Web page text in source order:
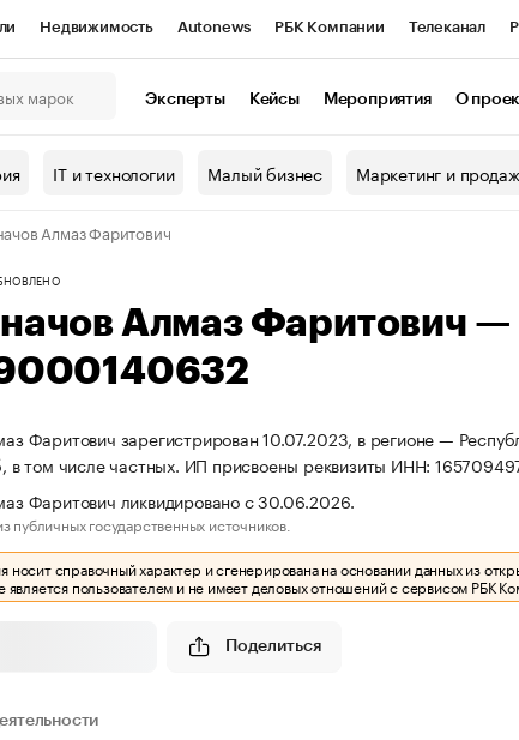
Недвижимость Autonews РБК Компании Телеканал
контрагентов
Эксперты Кейсы Мероприятия О
IT и технологии Малый бизнес Маркетинг и
Алмаз Фаритович
Алмаз Фаритович
Фаритович зарегистрирован 10.07.2023, в регионе —
в том числе частных. ИП присвоены реквизиты ИНН:
Фаритович ликвидировано с 30.06.2026.
публичных государственных источников.
носит справочный характер и сгенерирована на основании данных из
является пользователем и не имеет деловых отношений с сервисом РБК
Поделиться